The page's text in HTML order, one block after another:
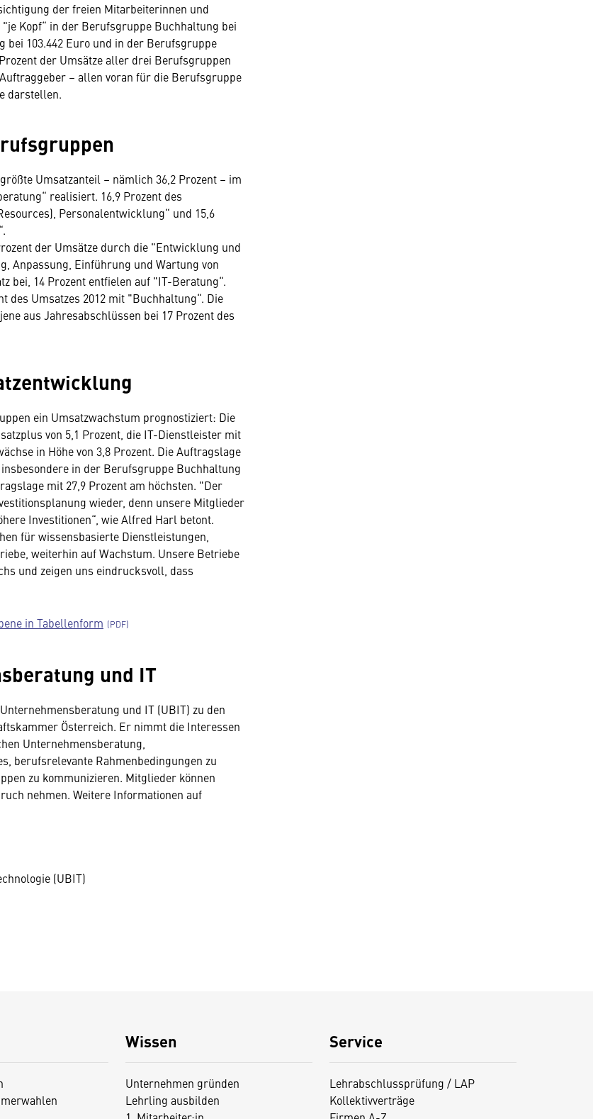
der freien Mitarbeiterinnen und
Kopf“ in der Berufsgruppe Buchhaltung bei
103.442 Euro und in der Berufsgruppe
der Umsätze aller drei Berufsgruppen
– allen voran für die Berufsgruppe
darstellen.
Umsatzanteil – nämlich 36,2 Prozent – im
realisiert. 16,9 Prozent des
Personalentwicklung“ und 15,6
der Umsätze durch die "Entwicklung und
Anpassung, Einführung und Wartung von
bei, 14 Prozent entfielen auf "IT-Beratung“.
Umsatzes 2012 mit "Buchhaltung“. Die
aus Jahresabschlüssen bei 17 Prozent des
ein Umsatzwachstum prognostiziert: Die
von 5,1 Prozent, die IT-Dienstleister mit
in Höhe von 3,8 Prozent. Die Auftragslage
in der Berufsgruppe Buchhaltung
mit 27,9 Prozent am höchsten. "Der
wieder, denn unsere Mitglieder
Investitionen“, wie Alfred Harl betont.
für wissensbasierte Dienstleistungen,
weiterhin auf Wachstum. Unsere Betriebe
und zeigen uns eindrucksvoll, dass
in Tabellenform
und IT
und IT (UBIT) zu den
Österreich. Er nimmt die Interessen
Unternehmensberatung,
berufsrelevante Rahmenbedingungen zu
zu kommunizieren. Mitglieder können
nehmen. Weitere Informationen auf
(UBIT)
Wissen
Unternehmen gründen
Lehrling ausbilden
Service
Lehrabschlussprüfung / LAP
Kollektivverträge